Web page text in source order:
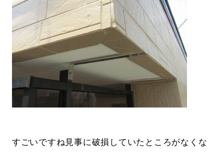
すごいですね見事に破損していたところがなくな